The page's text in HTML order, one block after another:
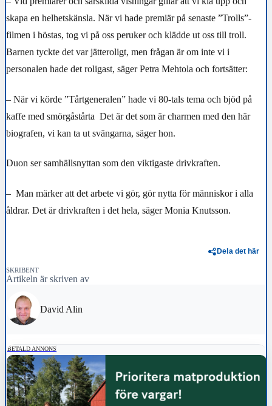
skapa en helhetskänsla. När vi hade premiär på senaste ”Trolls”-
filmen i höstas, tog vi på oss peruker och klädde ut oss till troll.
Barnen tyckte det var jätteroligt, men frågan är om inte vi i
personalen hade det roligast, säger Petra Mehtola och fortsätter:
– När vi körde ”Tårtgeneralen” hade vi 80-tals tema och bjöd på
kaffe med smörgåstårta Det är det som är charmen med den här
biografen, vi kan ta ut svängarna, säger hon.
Duon ser samhällsnyttan som den viktigaste drivkraften.
– Man märker att det arbete vi gör, gör nytta för människor i alla
åldrar. Det är drivkraften i det hela, säger Monia Knutsson.
Dela det här
SKRIBENT
Artikeln är skriven av
David Alin
BETALD ANNONS